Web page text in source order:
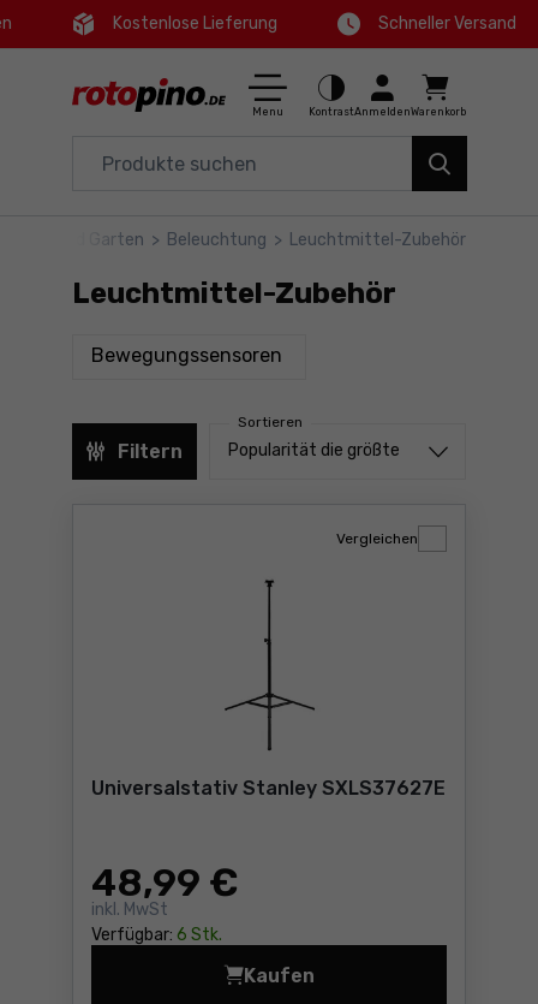
Hauptmenü
Filter
Produkte
Kostenlose Lieferung Schneller Versand
Menu KontrastAnmeldenWarenkorb
Haus und Garten
Haus und Garten > Beleuchtung > Leuchtmittel-Zubehör
Leuchtmittel-Zubehör
Bewegungssensoren
Filtern
Sortieren
Sortieren von
Popularität die größte
Universalstativ Stanley SXLS37627E
48,99 €
inkl. MwSt
Verfügbar: 6 Stk.
Vergleichen
Kaufen
Universalstativ Stanley